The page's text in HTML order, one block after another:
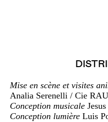
Mise en scène et visites
Analia Serenelli / Cie
Conception musicale
Conception lumière Luis